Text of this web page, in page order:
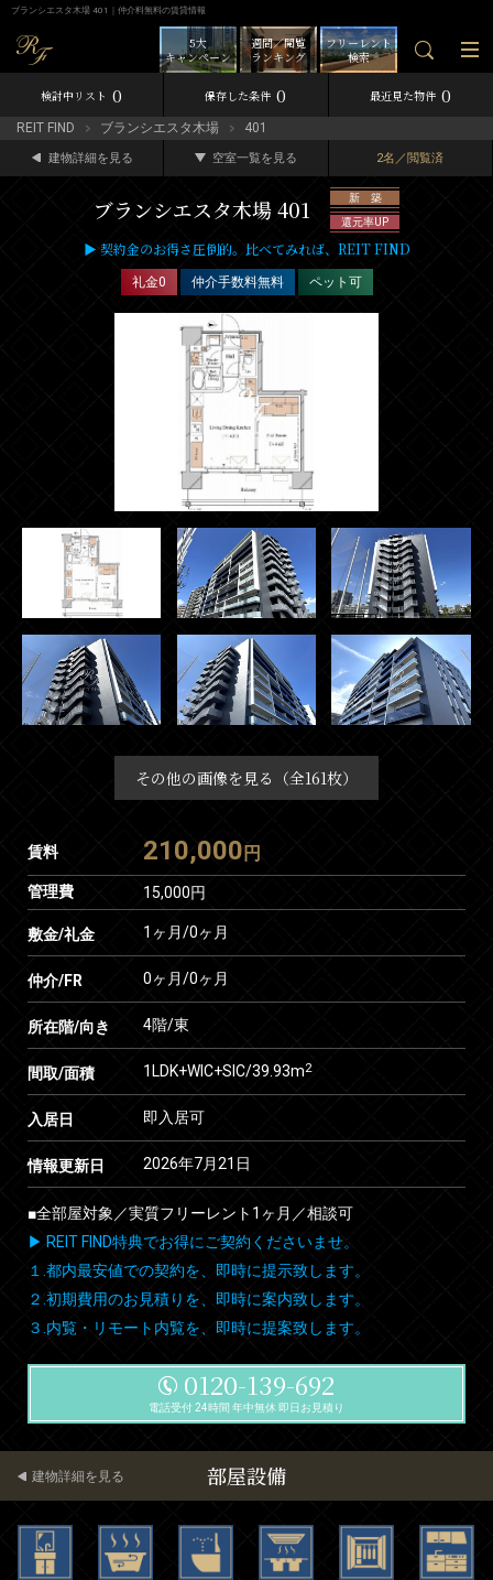
ブランシエスタ木場 401｜仲介料無料の賃貸情報
フリーレント
検索
週間／閲覧
ランキング
5大
キャンペーン
検討中リスト 0 保存した条件 0 最近見た物件 0
REIT FIND ブランシエスタ木場 401
建物詳細を見る 空室一覧を見る 2名／閲覧済
ブランシエスタ木場 401
新 築
還元率UP
▶ 契約金のお得さ圧倒的。比べてみれば、REIT FIND
礼金0 仲介手数料無料 ペット可
その他の画像を見る（全161枚）
賃料 210,000 円
管理費 15,000円
敷金/礼金 1ヶ月/0ヶ月
仲介/FR 0ヶ月/0ヶ月
所在階/向き 4階/東
間取/面積 1LDK+WIC+SIC/39.93m2
入居日 即入居可
情報更新日 2026年7月21日
■全部屋対象／実質フリーレント1ヶ月／相談可
▶ REIT FIND特典でお得にご契約くださいませ。
１.都内最安値での契約を、即時に提示致します。
２.初期費用のお見積りを、即時に案内致します。
３.内覧・リモート内覧を、即時に提案致します。
0120-139-692
電話受付 24時間 年中無休 即日お見積り
部屋設備
建物詳細を見る